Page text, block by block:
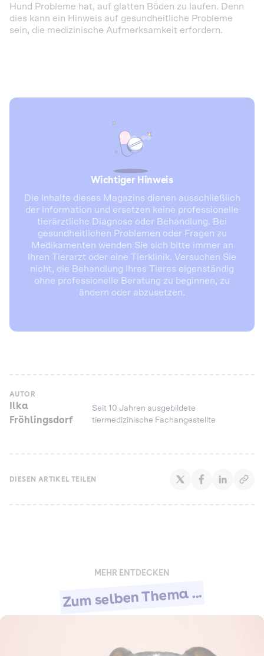
Hund Probleme hat, auf glatten Böden zu laufen. Denn
dies kann ein Hinweis auf gesundheitliche Probleme
sein, die medizinische Aufmerksamkeit erfordern.
Wichtiger Hinweis
Die Inhalte dieses Magazins dienen ausschließlich
der Information und ersetzen keine professionelle
tierärztliche Diagnose oder Behandlung. Bei
gesundheitlichen Problemen oder Fragen zu
Medikamenten wenden Sie sich bitte immer an
Ihren Tierarzt oder eine Tierklinik. Versuchen Sie
nicht, die Behandlung Ihres Tieres eigenständig
ohne professionelle Beratung zu beginnen, zu
ändern oder abzusetzen.
AUTOR
Ilka
Fröhlingsdorf
Seit 10 Jahren ausgebildete
tiermedizinische Fachangestellte
DIESEN ARTIKEL TEILEN
MEHR ENTDECKEN
Zum selben Thema ...